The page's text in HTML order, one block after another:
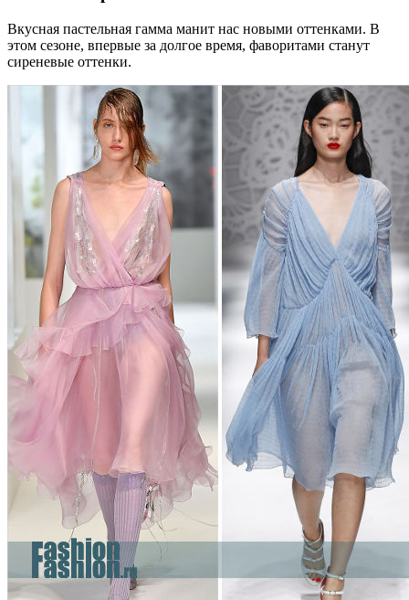
Вкусная пастельная гамма манит нас новыми оттенками. В
этом сезоне, впервые за долгое время, фаворитами станут
сиреневые оттенки.